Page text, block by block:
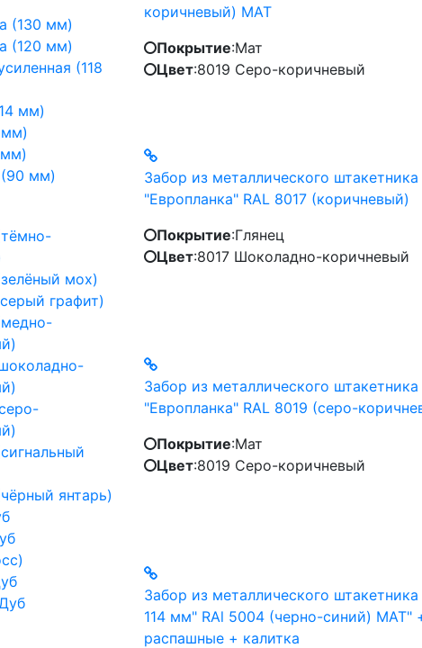
(130 мм)
(120 мм)
(118
мм)
мм)
(90 мм)
мох)
графит)
янтарь)
коричневый) МАТ
Покрытие:Мат
Цвет:8019 Серо-коричневый
Забор из металлического штакетника
"Европланка" RAL 8017 (коричневый)
Покрытие:Глянец
Цвет:8017 Шоколадно-коричневый
Забор из металлического штакетника
"Европланка" RAL 8019 (серо-
Покрытие:Мат
Цвет:8019 Серо-коричневый
Забор из металлического
114 мм" RAl 5004 (черно-синий) МАТ"
распашные + калитка